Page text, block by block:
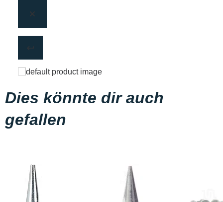
Dies könnte dir auch
gefallen